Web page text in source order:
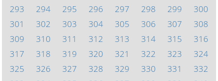
293
294 295 296 297 298 299
300
301
302 303 304 305 306 307
308
309
310 311 312 313 314 315
316
317
318 319 320 321 322 323
324
325
326 327 328 329 330 331
332